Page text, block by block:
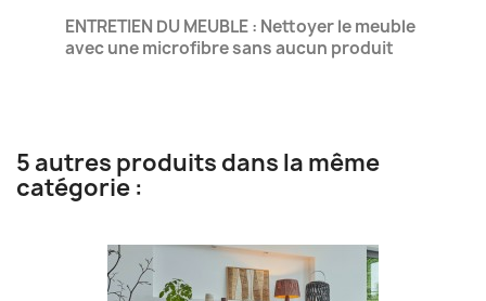
ENTRETIEN DU MEUBLE : Nettoyer le meuble
avec une microfibre sans aucun produit
5 autres produits dans la même
catégorie :